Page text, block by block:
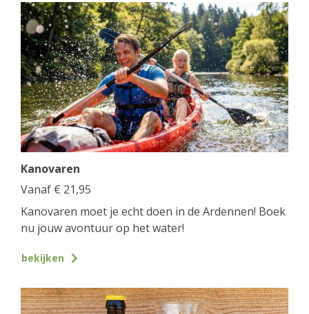
Kanovaren
Vanaf € 21,95
Kanovaren moet je echt doen in de Ardennen! Boek
nu jouw avontuur op het water!
bekijken